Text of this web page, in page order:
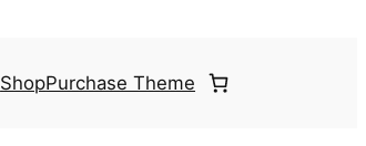
ShopPurchase Theme